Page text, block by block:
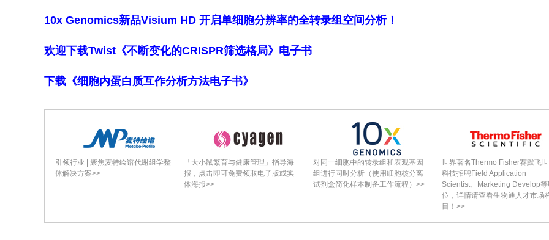
1875）、II期（1876–1925）、III期（1926–1975）、IV期（1976–2024，实际覆盖49
未限定语言或出版日期，但排除了未经过同行评议、可及性差且标准化程度低的“灰色文
踪法，所有整理数据均作为补充材料提供。在检出文献中，仅8篇（3.4%）无法获取，研究人
员尽可能从二手来源提取数据纳入分析。所有条目均鉴定到物种水平，物种名称依据最新分
系统进行更新，仅8个条目保留至属级。所有文献均被保留，即使仅引用了发育性状。
3 结果与讨论
3.1 时序趋势与文献描述
研究人员共识别出238篇包含钙质海绵发育信息的出版物，包括研究论文、书籍章节、综述
简报。多数文献以英语撰写（143篇，60.1%），其次为法语（49篇）、德语（26篇）、俄
10x Genomics新品Visium HD 开启单细胞分辨率的全转录组空间分析！
欢迎下载Twist《不断变化的CRISPR筛选格局》电子书
下载《细胞内蛋白质互作分析方法电子书》
引领行业 | 聚焦麦特绘谱代谢组学整
体解决方案>>
「大小鼠繁育与健康管理」指导海
报，点击即可免费领取电子版或实
体海报>>
对同一细胞中的转录组和表观基因
组进行同时分析（使用细胞核分离
试剂盒简化样本制备工作流程）>>
世界著名Thermo Fisher赛默飞
科技招聘Field Application
Scientist、Marketing Develop等
位，详情请查看生物通人才市场
目！>>